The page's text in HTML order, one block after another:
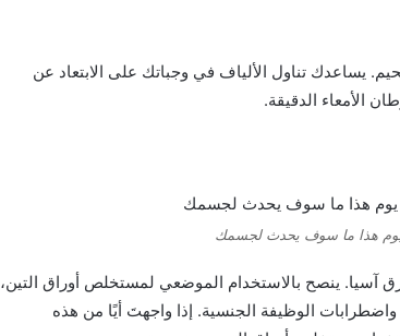
يساعدك تناول الألياف في وجباتك على الابتعاد عن
الأمعاء الدقيقة.
آسيا. ينصح بالاستخدام الموضعي لمستخلص أوراق التين،
واضطرابات الوظيفة الجنسية. إذا واجهتَ أيًا من هذه